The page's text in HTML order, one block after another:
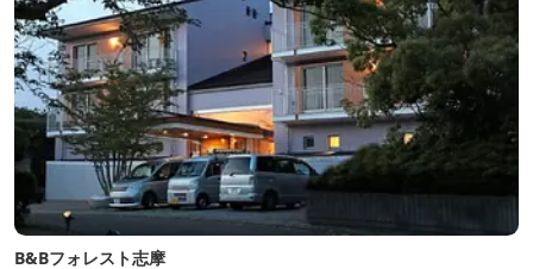
B&Bフォレスト志摩